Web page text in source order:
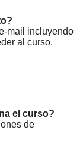
mail incluyendo
al curso.
el curso?
de